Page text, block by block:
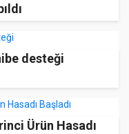
desteği
Ürün Hasadı